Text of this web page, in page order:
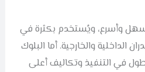
وأسرع، ويُستخدم بكثرة في
الداخلية والخارجية. أما البلوك
في التنفيذ وتكاليف أعلى